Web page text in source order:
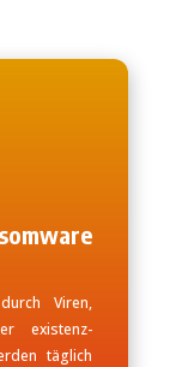
Viren,
existenz-
täglich